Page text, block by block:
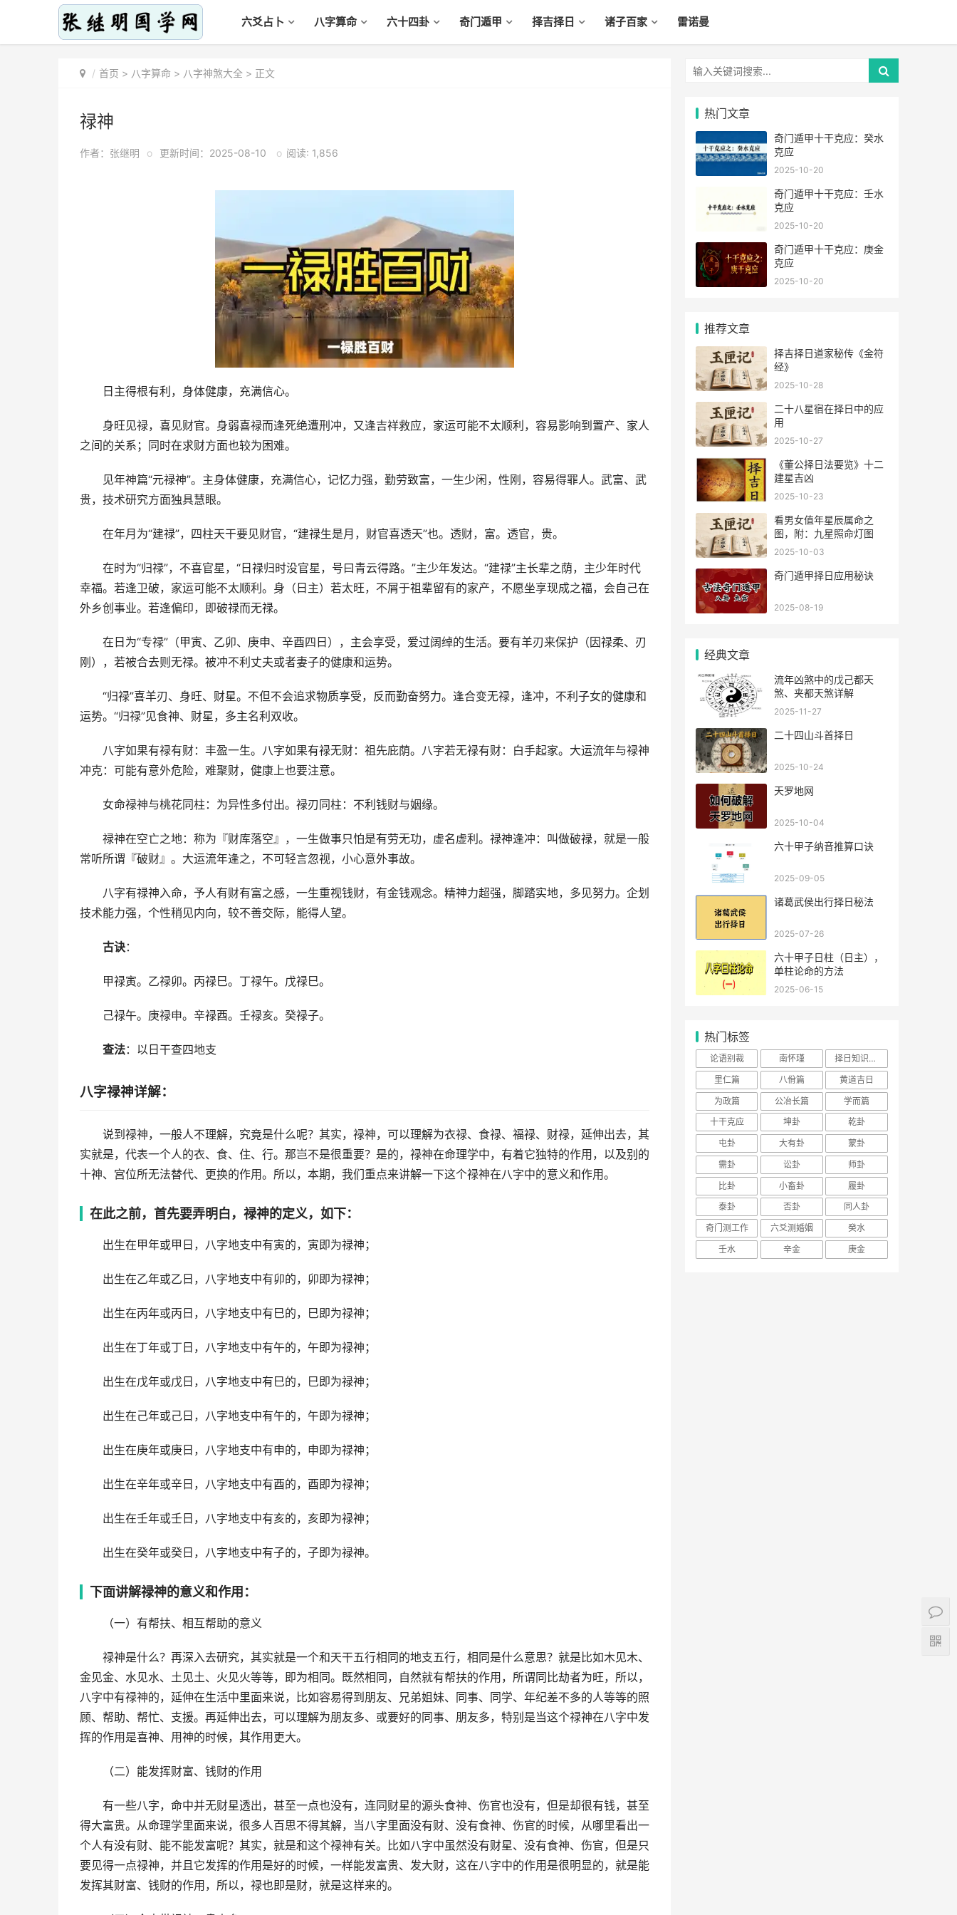
六爻占卜 八字算命 六十四卦 奇门遁甲 择吉择日 诸子百家 雷诺曼
首页 > 八字算命 > 八字神煞大全 > 正文
禄神
作者：张继明 o 更新时间：2025-08-10 o 阅读: 1,856
日主得根有利，身体健康，充满信心。
身旺见禄，喜见财官。身弱喜禄而逢死绝遭刑冲，又逢吉祥救应，家运可能不太顺利，容易影响到置产、家人
之间的关系；同时在求财方面也较为困难。
见年神篇“元禄神”。主身体健康，充满信心，记忆力强，勤劳致富，一生少闲，性刚，容易得罪人。武富、武
贵，技术研究方面独具慧眼。
在年月为“建禄”，四柱天干要见财官，“建禄生是月，财官喜透天”也。透财，富。透官，贵。
在时为“归禄”，不喜官星，“日禄归时没官星，号曰青云得路。”主少年发达。“建禄”主长辈之荫，主少年时代
幸福。若逢卫破，家运可能不太顺利。身（日主）若太旺，不屑于祖辈留有的家产，不愿坐享现成之福，会自己在
外乡创事业。若逢偏印，即破禄而无禄。
在日为“专禄”（甲寅、乙卯、庚申、辛酉四日），主会享受，爱过阔绰的生活。要有羊刃来保护（因禄柔、刃
刚），若被合去则无禄。被冲不利丈夫或者妻子的健康和运势。
“归禄”喜羊刃、身旺、财星。不但不会追求物质享受，反而勤奋努力。逢合变无禄，逢冲，不利子女的健康和
运势。“归禄”见食神、财星，多主名利双收。
八字如果有禄有财：丰盈一生。八字如果有禄无财：祖先庇荫。八字若无禄有财：白手起家。大运流年与禄神
冲克：可能有意外危险，难聚财，健康上也要注意。
女命禄神与桃花同柱：为异性多付出。禄刃同柱：不利钱财与姻缘。
禄神在空亡之地：称为『财库落空』，一生做事只怕是有劳无功，虚名虚利。禄神逢冲：叫做破禄，就是一般
常听所谓『破财』。大运流年逢之，不可轻言忽视，小心意外事故。
八字有禄神入命，予人有财有富之感，一生重视钱财，有金钱观念。精神力超强，脚踏实地，多见努力。企划
技术能力强，个性稍见内向，较不善交际，能得人望。
古诀：
甲禄寅。乙禄卯。丙禄巳。丁禄午。戊禄巳。
己禄午。庚禄申。辛禄酉。壬禄亥。癸禄子。
查法：以日干查四地支
八字禄神详解：
说到禄神，一般人不理解，究竟是什么呢？其实，禄神，可以理解为衣禄、食禄、福禄、财禄，延伸出去，其
实就是，代表一个人的衣、食、住、行。那岂不是很重要？是的，禄神在命理学中，有着它独特的作用，以及别的
十神、宫位所无法替代、更换的作用。所以，本期，我们重点来讲解一下这个禄神在八字中的意义和作用。
在此之前，首先要弄明白，禄神的定义，如下：
出生在甲年或甲日，八字地支中有寅的，寅即为禄神；
出生在乙年或乙日，八字地支中有卯的，卯即为禄神；
出生在丙年或丙日，八字地支中有巳的，巳即为禄神；
出生在丁年或丁日，八字地支中有午的，午即为禄神；
出生在戊年或戊日，八字地支中有巳的，巳即为禄神；
出生在己年或己日，八字地支中有午的，午即为禄神；
出生在庚年或庚日，八字地支中有申的，申即为禄神；
出生在辛年或辛日，八字地支中有酉的，酉即为禄神；
出生在壬年或壬日，八字地支中有亥的，亥即为禄神；
出生在癸年或癸日，八字地支中有子的，子即为禄神。
下面讲解禄神的意义和作用：
（一）有帮扶、相互帮助的意义
禄神是什么？再深入去研究，其实就是一个和天干五行相同的地支五行，相同是什么意思？就是比如木见木、
金见金、水见水、土见土、火见火等等，即为相同。既然相同，自然就有帮扶的作用，所谓同比劫者为旺，所以，
八字中有禄神的，延伸在生活中里面来说，比如容易得到朋友、兄弟姐妹、同事、同学、年纪差不多的人等等的照
顾、帮助、帮忙、支援。再延伸出去，可以理解为朋友多、或要好的同事、朋友多，特别是当这个禄神在八字中发
挥的作用是喜神、用神的时候，其作用更大。
（二）能发挥财富、钱财的作用
有一些八字，命中并无财星透出，甚至一点也没有，连同财星的源头食神、伤官也没有，但是却很有钱，甚至
得大富贵。从命理学里面来说，很多人百思不得其解，当八字里面没有财、没有食神、伤官的时候，从哪里看出一
个人有没有财、能不能发富呢？其实，就是和这个禄神有关。比如八字中虽然没有财星、没有食神、伤官，但是只
要见得一点禄神，并且它发挥的作用是好的时候，一样能发富贵、发大财，这在八字中的作用是很明显的，就是能
发挥其财富、钱财的作用，所以，禄也即是财，就是这样来的。
热门文章
奇门遁甲十干克应：癸水
克应
2025-10-20
奇门遁甲十干克应：壬水
克应
2025-10-20
奇门遁甲十干克应：庚金
克应
2025-10-20
推荐文章
择吉择日道家秘传《金符
经》
2025-10-28
二十八星宿在择日中的应
用
2025-10-27
《董公择日法要览》十二
建星吉凶
2025-10-23
看男女值年星辰属命之
图，附：九星照命灯图
2025-10-03
奇门遁甲择日应用秘诀
2025-08-19
经典文章
流年凶煞中的戊己都天
煞、夹都天煞详解
2025-11-27
二十四山斗首择日
2025-10-24
天罗地网
2025-10-04
六十甲子纳音推算口诀
2025-09-05
诸葛武侯出行择日秘法
2025-07-26
六十甲子日柱（日主），
单柱论命的方法
2025-06-15
热门标签
论语别裁 南怀瑾
择日知识大全
里仁篇
八佾篇
黄道吉日
为政篇
公冶长篇
学而篇
十干克应
坤卦
乾卦
屯卦
大有卦
蒙卦
需卦
讼卦
师卦
比卦
小畜卦
履卦
泰卦
否卦
同人卦
奇门测工作
六爻测婚姻
癸水
壬水
辛金 庚金